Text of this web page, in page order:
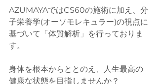
AZUMAYAではCS60の施術に加え、分
子栄養学(オーソモレキュラー)の視点に
基づいて「体質解析」を行っておりま
す。
身体を根本からととのえ、人生最高の
健康な状態を目指しませんか？